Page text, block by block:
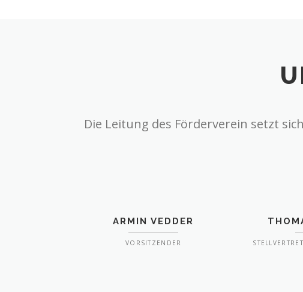
Die Leitung des Förderverein setzt
ARMIN VEDDER
VORSITZENDER